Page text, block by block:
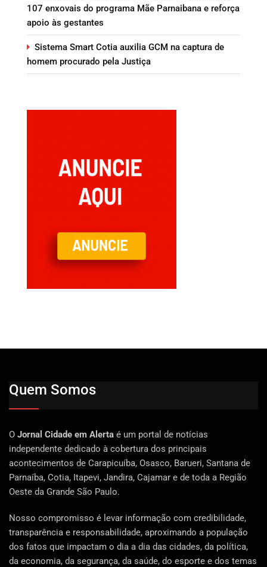
107 enxovais do programa Mãe Parnaibana e reforça
apoio às gestantes
Sistema Smart Cotia auxilia GCM na captura de
homem procurado pela Justiça
Quem Somos
O Jornal Cidade em Alerta é um portal de notícias
independente dedicado à cobertura dos principais
acontecimentos de Carapicuíba, Osasco, Barueri, Santana de
Parnaíba, Cotia, Itapevi, Jandira, Cajamar e de toda a Região
Oeste da Grande São Paulo.
Nosso compromisso é levar informação com credibilidade,
transparência e responsabilidade, aproximando a população
dos fatos que impactam o dia a dia das cidades, da política,
da economia, da segurança, da saúde, do esporte e dos temas